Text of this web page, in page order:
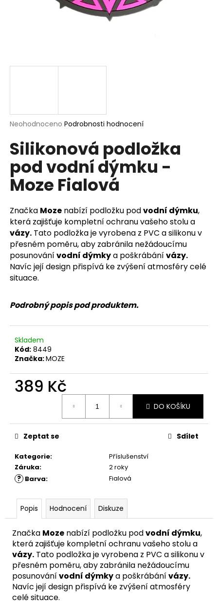
Průměrné
produktu
je
5
hvězdiček.
Neohodnoceno Podrobnosti hodnocení
Silikonová podložka
pod vodní dýmku -
Moze Fialová
Značka Moze nabízí podložku podvodní dýmku,
která zajišťuje kompletní ochranu vašeho stolu a
vázy. Tato podložka je vyrobena z PVC a silikonu v
přesném poměru, aby zabránila nežádoucímu
posunovánívodní dýmkya poškrábánívázy.
Navíc její design přispívá ke zvýšení atmosféry celé
situace.
Podrobný popis pod produktem.
Skladem
Kód: 8449
Značka:MOZE
389 Kč
DO KOŠÍKU
Kategorie:
Příslušenství
Záruka: 2 roky
? Barva: Fialová
Zeptat se Sdílet
Popis Hodnocení Diskuze
Značka Moze nabízí podložku podvodní dýmku,
která zajišťuje kompletní ochranu vašeho stolu a
vázy. Tato podložka je vyrobena z PVC a silikonu v
přesném poměru, aby zabránila nežádoucímu
posunovánívodní dýmkya poškrábánívázy.
Navíc její design přispívá ke zvýšení atmosféry
celé situace.
?
HLEDAT
D
o
p
o
u
č
u
j
e
m
e